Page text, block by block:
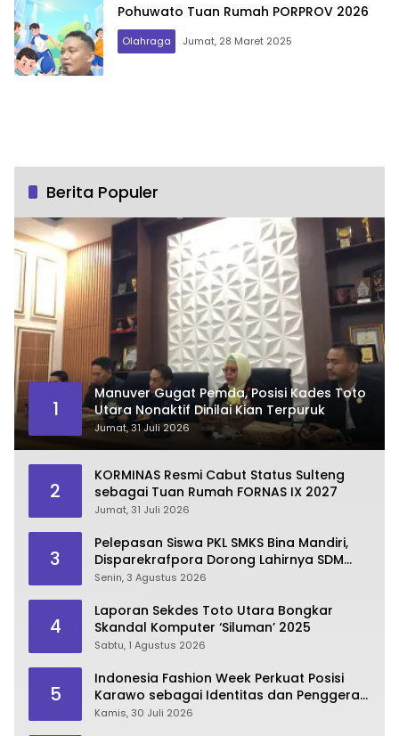
Pohuwato Tuan Rumah PORPROV 2026
Olahraga Jumat, 28 Maret 2025
Berita Populer
1
Manuver Gugat Pemda, Posisi Kades Toto
Utara Nonaktif Dinilai Kian Terpuruk
Jumat, 31 Juli 2026
2
KORMINAS Resmi Cabut Status Sulteng
sebagai Tuan Rumah FORNAS IX 2027
Jumat, 31 Juli 2026
3
Pelepasan Siswa PKL SMKS Bina Mandiri,
Disparekrafpora Dorong Lahirnya SDM
Pariwisata Unggul
Senin, 3 Agustus 2026
4
Laporan Sekdes Toto Utara Bongkar
Skandal Komputer ‘Siluman’ 2025
Sabtu, 1 Agustus 2026
5
Indonesia Fashion Week Perkuat Posisi
Karawo sebagai Identitas dan Penggerak
Ekonomi Kreatif Gorontalo
Kamis, 30 Juli 2026